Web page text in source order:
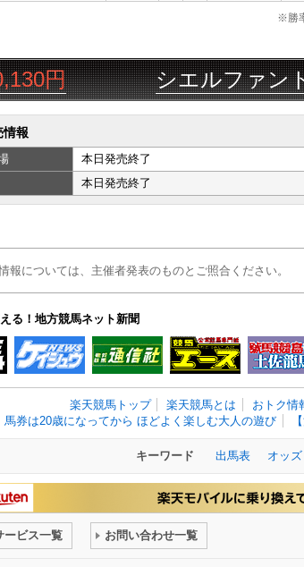
※勝
シエルファントムハ
情報
本日発売終了
本日発売終了
報については、主催者発表のものとご照合ください。
る！地方競馬ネット新聞
楽天競馬トップ 楽天競馬とは おトク情
馬券は20歳になってから ほどよく楽しむ大人の遊び
キーワード 出馬表 オッズ
ービス一覧 お問い合わせ一覧